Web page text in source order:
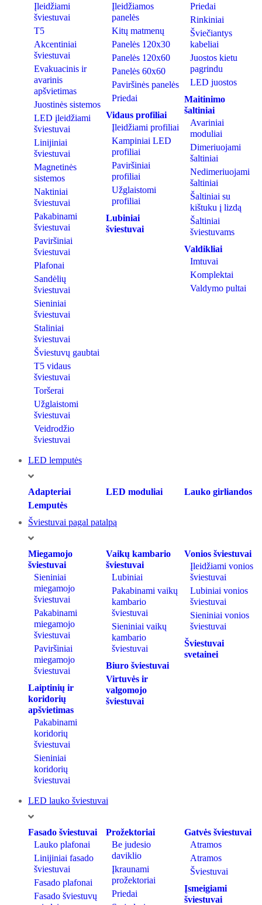
Įleidžiami
šviestuvai
T5
Akcentiniai
šviestuvai
Evakuacinis ir
avarinis
apšvietimas
Juostinės sistemos
LED įleidžiami
šviestuvai
Linijiniai
šviestuvai
Magnetinės
sistemos
Naktiniai
šviestuvai
Pakabinami
šviestuvai
Paviršiniai
šviestuvai
Plafonai
Sandėlių
šviestuvai
Sieniniai
šviestuvai
Staliniai
šviestuvai
Šviestuvų gaubtai
T5 vidaus
šviestuvai
Toršerai
Užglaistomi
šviestuvai
Veidrodžio
šviestuvai
Įleidžiamos
panelės
Kitų matmenų
Panelės 120x30
Panelės 120x60
Panelės 60x60
Paviršinės panelės
Priedai
Vidaus profiliai
Įleidžiami profiliai
Kampiniai LED
profiliai
Paviršiniai
profiliai
Užglaistomi
profiliai
Lubiniai
šviestuvai
Priedai
Rinkiniai
Šviečiantys
kabeliai
Juostos kietu
pagrindu
LED juostos
Maitinimo
šaltiniai
Avariniai
moduliai
Dimeriuojami
šaltiniai
Nedimeriuojami
šaltiniai
Šaltiniai su
kištuku į lizdą
Šaltiniai
šviestuvams
Valdikliai
Imtuvai
Komplektai
Valdymo pultai
LED lemputės
Adapteriai
Lemputės
LED moduliai Lauko girliandos
Šviestuvai pagal patalpą
Miegamojo
šviestuvai
Sieniniai
miegamojo
šviestuvai
Pakabinami
miegamojo
šviestuvai
Paviršiniai
miegamojo
šviestuvai
Laiptinių ir
koridorių
apšvietimas
Pakabinami
koridorių
šviestuvai
Sieniniai
koridorių
šviestuvai
Vaikų kambario
šviestuvai
Lubiniai
Pakabinami vaikų
kambario
šviestuvai
Sieniniai vaikų
kambario
šviestuvai
Biuro šviestuvai
Virtuvės ir
valgomojo
šviestuvai
Vonios šviestuvai
Įleidžiami vonios
šviestuvai
Lubiniai vonios
šviestuvai
Sieniniai vonios
šviestuvai
Šviestuvai
svetainei
LED lauko šviestuvai
Fasado šviestuvai
Lauko plafonai
Linijiniai fasado
šviestuvai
Fasado plafonai
Fasado šviestuvų
Prožektoriai
Be judesio
daviklio
Įkraunami
prožektoriai
Priedai
Gatvės šviestuvai
Atramos
Atramos
Šviestuvai
Įsmeigiami
šviestuvai